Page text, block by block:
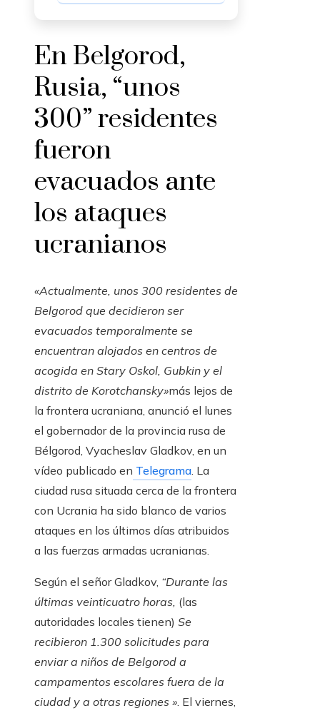
En Belgorod,
Rusia, “unos
300” residentes
fueron
evacuados ante
los ataques
ucranianos
«Actualmente, unos 300 residentes de
Belgorod que decidieron ser
evacuados temporalmente se
encuentran alojados en centros de
acogida en Stary Oskol, Gubkin y el
distrito de Korotchansky»más lejos de
la frontera ucraniana, anunció el lunes
el gobernador de la provincia rusa de
Bélgorod, Vyacheslav Gladkov, en un
vídeo publicado en Telegrama . La
ciudad rusa situada cerca de la frontera
con Ucrania ha sido blanco de varios
ataques en los últimos días atribuidos
a las fuerzas armadas ucranianas.
Según el señor Gladkov, “Durante las
últimas veinticuatro horas, (las
autoridades locales tienen) Se
recibieron 1.300 solicitudes para
enviar a niños de Belgorod a
campamentos escolares fuera de la
ciudad y a otras regiones » . El viernes,